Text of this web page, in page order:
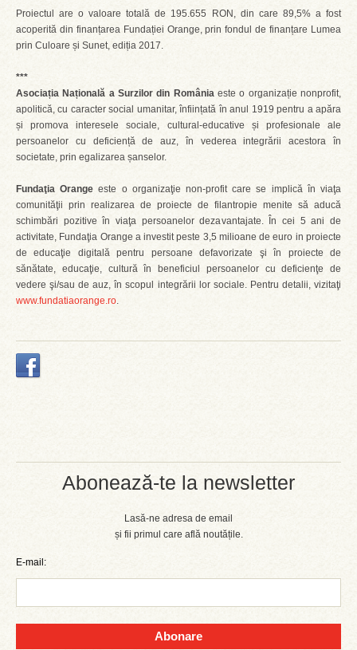
Abonează-te la newsletter
Lasă-ne adresa de email
și fii primul care află noutățile.
E-mail:
Abonare
Proiectul are o valoare totală de 195.655 RON, din care 89,5% a fost
acoperită din finanțarea Fundației Orange, prin fondul de finanțare Lumea
prin Culoare și Sunet, ediția 2017.
***
Asociația Națională a Surzilor din Româniaeste o organizație nonprofit,
apolitică, cu caracter social umanitar, înființată în anul 1919 pentru a apăra
și promova interesele sociale, cultural-educative și profesionale ale
persoanelor cu deficiență de auz, în vederea integrării acestora în
societate, prin egalizarea șanselor.
Fundaţia Orange este o organizaţie non-profit care se implică în viaţa
comunităţii prin realizarea de proiecte de filantropie menite să aducă
schimbări pozitive în viaţa persoanelor dezavantajate. În cei 5 ani de
activitate, Fundaţia Orange a investit peste 3,5 milioane de euro in proiecte
de educaţie digitală pentru persoane defavorizate şi în proiecte de
sănătate, educaţie, cultură în beneficiul persoanelor cu deficienţe de
vedere şi/sau de auz, în scopul integrării lor sociale. Pentru detalii, vizitaţi
www.fundatiaorange.ro.